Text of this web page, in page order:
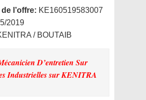
l’offre: KE160519583007
2019
/ BOUTAIB
D’entretien Sur
Industriellessur KENITRA